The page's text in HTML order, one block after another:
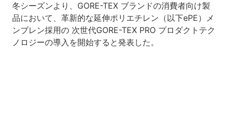
冬シーズンより、GORE-TEX ブランドの消費者向け製
品において、革新的な延伸ポリエチレン（以下ePE）メ
ンブレン採用の 次世代GORE-TEX PRO プロダクトテク
ノロジーの導入を開始すると発表した。